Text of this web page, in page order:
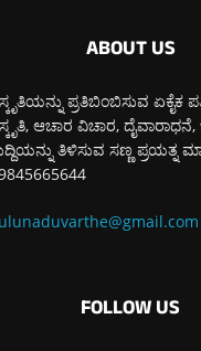
ABOUT US
ಪ್ರತಿಬಿಂಬಿಸುವ ಏಕೈಕ
ಆಚಾರ ವಿಚಾರ, ದೈವಾರಾಧನೆ,
ತಿಳಿಸುವ ಸಣ್ಣ ಪ್ರಯತ್ನ
FOLLOW US